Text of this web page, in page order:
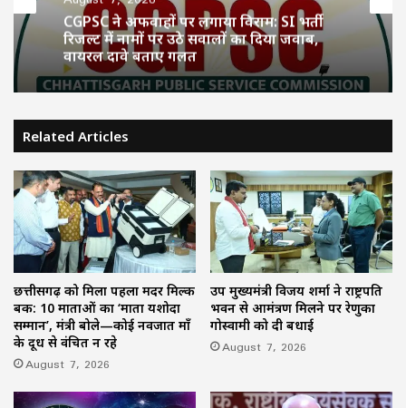
CGPSC ने अफवाहों पर लगाया विराम: SI भर्ती
रिजल्ट में नामों पर उठे सवालों का दिया जवाब,
वायरल दावे बताए गलत
Related Articles
छत्तीसगढ़ को मिला पहला मदर मिल्क
बैंक: 10 माताओं का ‘माता यशोदा
सम्मान’, मंत्री बोले—कोई नवजात माँ
के दूध से वंचित न रहे
August 7, 2026
उप मुख्यमंत्री विजय शर्मा ने राष्ट्रपति
भवन से आमंत्रण मिलने पर रेणुका
गोस्वामी को दी बधाई
August 7, 2026